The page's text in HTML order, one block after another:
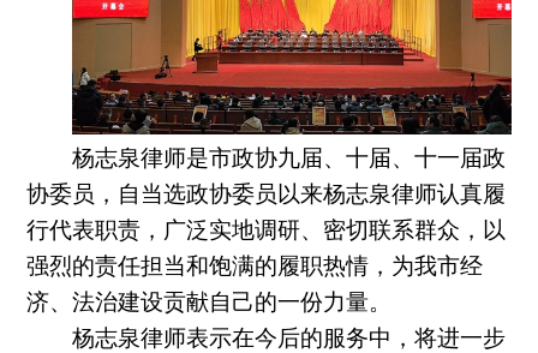
杨志泉律师是市政协九届、十届、十一届政
协委员，自当选政协委员以来杨志泉律师认真履
行代表职责，广泛实地调研、密切联系群众，以
强烈的责任担当和饱满的履职热情，为我市经
济、法治建设贡献自己的一份力量。
杨志泉律师表示在今后的服务中， 将进一步